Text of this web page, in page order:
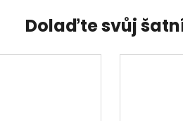
Dolaďte svůj